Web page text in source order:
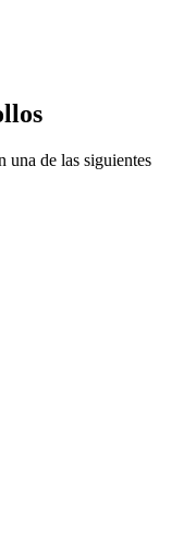
una de las siguientes